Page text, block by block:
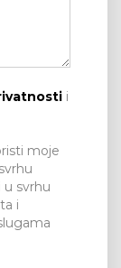
i
moje
u svrhu
i